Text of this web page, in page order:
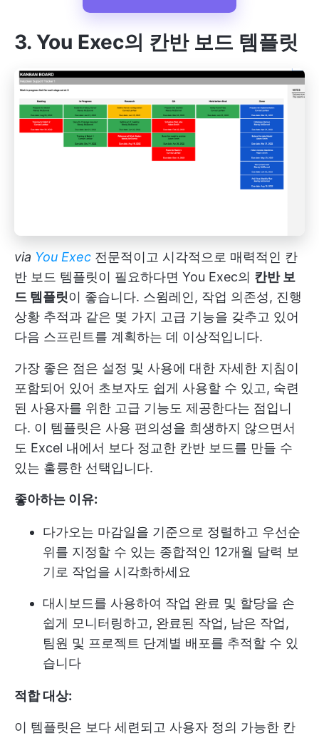
3. You Exec의 칸반 보드 템플릿
via You Exec 전문적이고 시각적으로 매력적인 칸
반 보드 템플릿이 필요하다면 You Exec의 칸반 보
드 템플릿이 좋습니다. 스윔레인, 작업 의존성, 진행
상황 추적과 같은 몇 가지 고급 기능을 갖추고 있어
다음 스프린트를 계획하는 데 이상적입니다.
가장 좋은 점은 설정 및 사용에 대한 자세한 지침이
포함되어 있어 초보자도 쉽게 사용할 수 있고, 숙련
된 사용자를 위한 고급 기능도 제공한다는 점입니
다. 이 템플릿은 사용 편의성을 희생하지 않으면서
도 Excel 내에서 보다 정교한 칸반 보드를 만들 수
있는 훌륭한 선택입니다.
좋아하는 이유:
다가오는 마감일을 기준으로 정렬하고 우선순
위를 지정할 수 있는 종합적인 12개월 달력 보
기로 작업을 시각화하세요
대시보드를 사용하여 작업 완료 및 할당을 손
쉽게 모니터링하고, 완료된 작업, 남은 작업,
팀원 및 프로젝트 단계별 배포를 추적할 수 있
습니다
적합 대상:
이 템플릿은 보다 세련되고 사용자 정의 가능한 칸